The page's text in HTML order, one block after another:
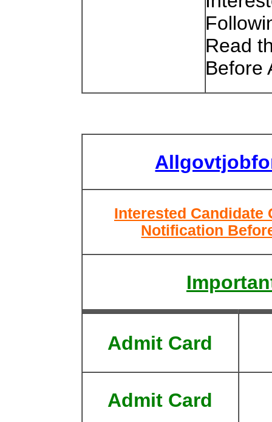
Read
Before
Interested Candidate
Notification
Admit Card
Admit Card